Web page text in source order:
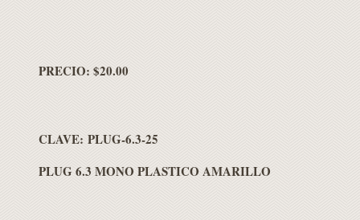
PRECIO: $20.00
CLAVE: PLUG-6.3-25
PLUG 6.3 MONO PLASTICO AMARILLO